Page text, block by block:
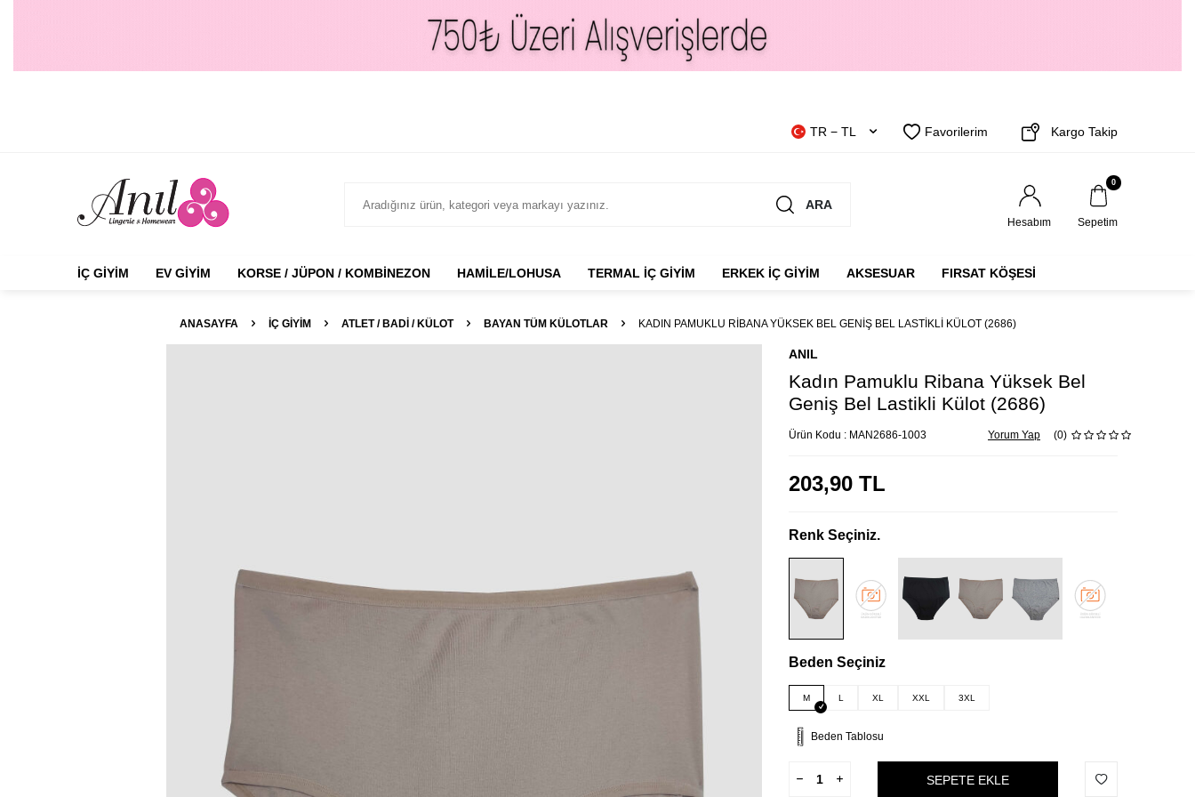
TR − TL Favorilerim Kargo Takip
ARA
Hesabım
0
Sepetim
İÇ GIYIM EV GIYIM KORSE / JÜPON / KOMBINEZON HAMILE/LOHUSA TERMAL İÇ GIYIM ERKEK İÇ GIYIM AKSESUAR FIRSAT KÖŞESİ
ANASAYFA İÇ GIYIM ATLET / BADI / KÜLOT BAYAN TÜM KÜLOTLAR KADIN PAMUKLU RIBANA YÜKSEK BEL GENIŞ BEL LASTIKLI KÜLOT (2686)
ANIL
Kadın Pamuklu Ribana Yüksek Bel
Geniş Bel Lastikli Külot (2686)
Ürün Kodu : MAN2686-1003 Yorum Yap (0)
203,90 TL
Renk Seçiniz.
Beden Seçiniz
M L XL XXL 3XL
Beden Tablosu
SEPETE EKLE